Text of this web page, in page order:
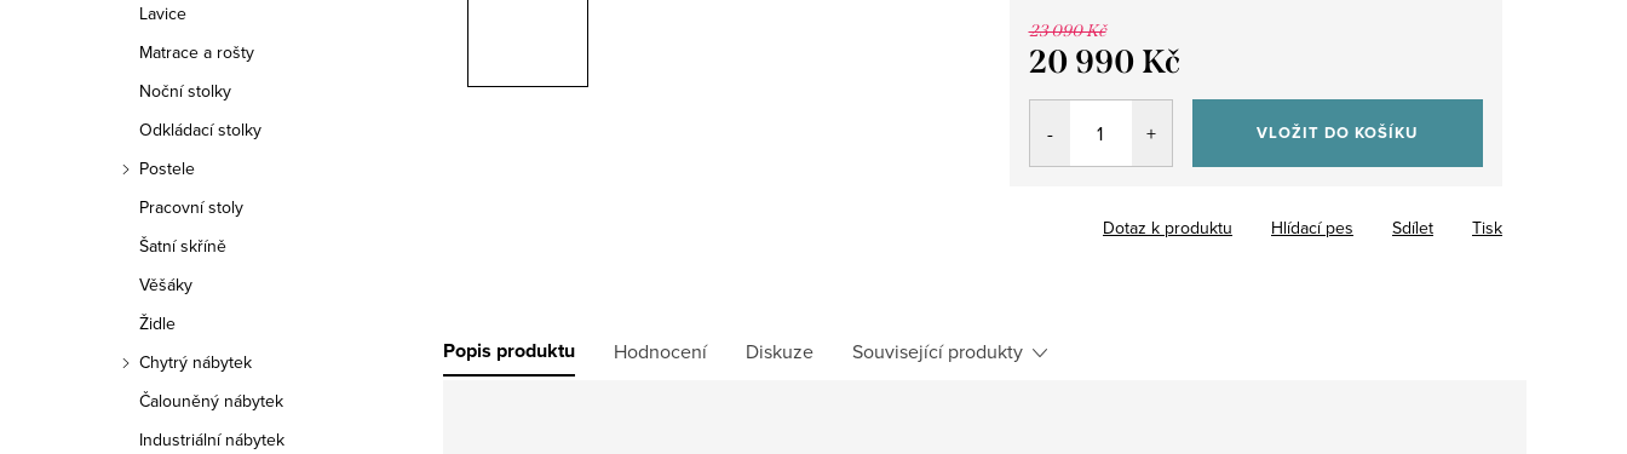
Lavice
Matrace a rošty
Noční stolky
Odkládací stolky
Postele
Pracovní stoly
Šatní skříně
Věšáky
Židle
Chytrý nábytek
Čalouněný nábytek
Industriální nábytek
23 090 Kč
20 990 Kč
Měrná
VLOŽIT DO KOŠÍKU
Tisk
Dotaz k produktu Hlídací pes Sdílet
Popis produktu Hodnocení Diskuze Související produkty